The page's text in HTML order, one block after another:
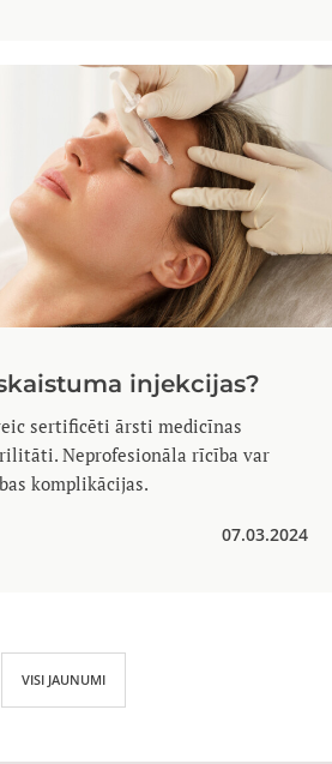
injekcijas?
sertificēti ārsti medicīnas
Neprofesionāla rīcība var
komplikācijas.
07.03.2024
VISI JAUNUMI